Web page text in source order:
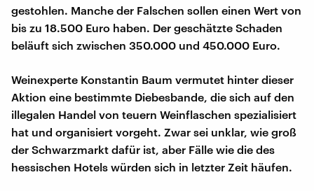
gestohlen. Manche der Falschen sollen einen Wert von
bis zu 18.500 Euro haben. Der geschätzte Schaden
beläuft sich zwischen 350.000 und 450.000 Euro.
Weinexperte Konstantin Baum vermutet hinter dieser
Aktion eine bestimmte Diebesbande, die sich auf den
illegalen Handel von teuern Weinflaschen spezialisiert
hat und organisiert vorgeht. Zwar sei unklar, wie groß
der Schwarzmarkt dafür ist, aber Fälle wie die des
hessischen Hotels würden sich in letzter Zeit häufen.